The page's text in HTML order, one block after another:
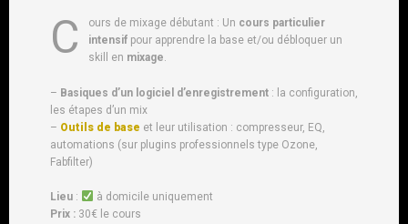
C ours de mixage débutant : Un cours particulier
intensif pour apprendre la base et/ou débloquer un
skill en mixage.
– Basiques d’un logiciel d’enregistrement : la configuration,
les étapes d’un mix
– Outils de base et leur utilisation : compresseur, EQ,
automations (sur plugins professionnels type Ozone,
Fabfilter)
Lieu :
à domicile uniquement
Prix : 30€ le cours